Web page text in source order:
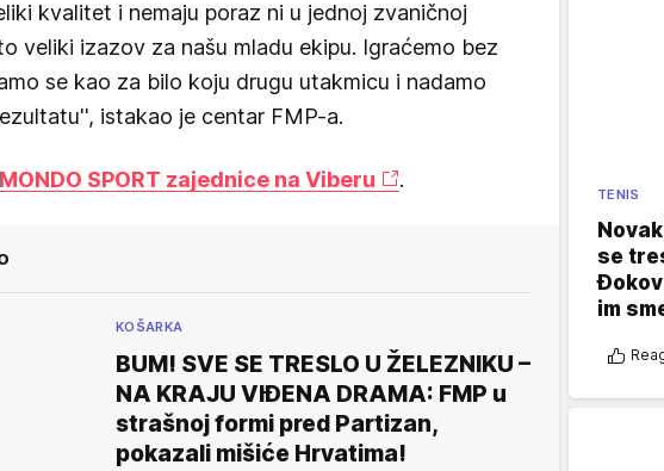
kvalitet i nemaju poraz ni u jednoj zvaničnoj
veliki izazov za našu mladu ekipu. Igraćemo bez
se kao za bilo koju drugu utakmicu i nadamo
istakao je centar FMP-a.
MONDO SPORT zajednice na Viberu .
KOŠARKA
BUM! SVE SE TRESLO U ŽELEZNIKU –
NA KRAJU VIĐENA DRAMA: FMP u
strašnoj formi pred Partizan,
pokazali mišiće Hrvatima!
TENIS
se
im